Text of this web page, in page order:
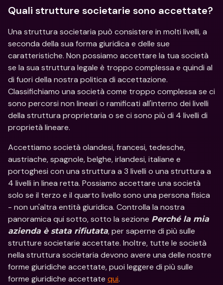
Quali strutture societarie sono accettate?
Una struttura societaria può consistere in molti livelli, a
seconda della sua forma giuridica e delle sue
caratteristiche. Non possiamo accettare la tua società
se la sua struttura legale è troppo complessa e quindi al
di fuori della nostra politica di accettazione.
Classifichiamo una società come troppo complessa se ci
sono percorsi non lineari o ramificati all'interno dei livelli
della struttura proprietaria o se ci sono più di 4 livelli di
proprietà lineare.
Accettiamo società olandesi, francesi, tedesche,
austriache, spagnole, belghe, irlandesi, italiane e
portoghesi con una struttura a 3 livelli o una struttura a
4 livelli in linea retta. Possiamo accettare una società
solo se il terzo e il quarto livello sono una persona fisica
- non un'altra entità giuridica. Controlla la nostra
panoramica qui sotto, sotto la sezione Perché la mia
azienda è stata rifiutata, per saperne di più sulle
strutture societarie accettate. Inoltre, tutte le società
nella struttura societaria devono avere una delle nostre
forme giuridiche accettate, puoi leggere di più sulle
forme giuridiche accettate qui.